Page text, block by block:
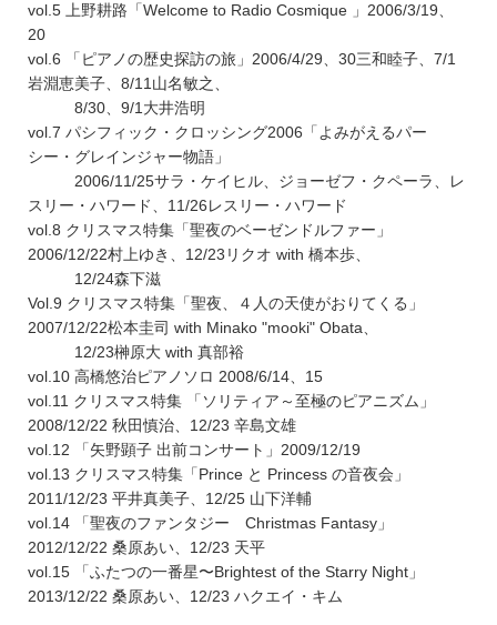
vol.5 上野耕路「Welcome to Radio Cosmique 」2006/3/19、
20
vol.6 「ピアノの歴史探訪の旅」2006/4/29、30三和睦子、7/1
岩淵恵美子、8/11山名敏之、
8/30、9/1大井浩明
vol.7 パシフィック・クロッシング2006「よみがえるパー
シー・グレインジャー物語」
2006/11/25サラ・ケイヒル、ジョーゼフ・クペーラ、レ
スリー・ハワード、11/26レスリー・ハワード
vol.8 クリスマス特集「聖夜のベーゼンドルファー」
2006/12/22村上ゆき、12/23リクオ with 橋本歩、
12/24森下滋
Vol.9 クリスマス特集「聖夜、４人の天使がおりてくる」
2007/12/22松本圭司 with Minako "mooki" Obata、
12/23榊原大 with 真部裕
vol.10 高橋悠治ピアノソロ 2008/6/14、15
vol.11 クリスマス特集 「ソリティア～至極のピアニズム」
2008/12/22 秋田慎治、12/23 辛島文雄
vol.12 「矢野顕子 出前コンサート」2009/12/19
vol.13 クリスマス特集「Prince と Princess の音夜会」
2011/12/23 平井真美子、12/25 山下洋輔
vol.14 「聖夜のファンタジー Christmas Fantasy」
2012/12/22 桑原あい、12/23 天平
vol.15 「ふたつの一番星〜Brightest of the Starry Night」
2013/12/22 桑原あい、12/23 ハクエイ・キム